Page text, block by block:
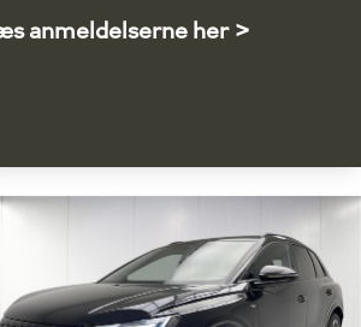
anmeldelserne her >